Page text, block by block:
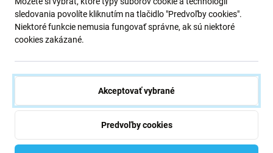
Všetky pobočky (4) Bratislava (3) Nitra (1)
Servisná centrála
Nám. hraničiarov, Bratislava
sledovania povolíte kliknutím na tlačidlo "Predvoľby cookies".
Niektoré funkcie nemusia fungovať správne, ak sú niektoré
cookies zakázané.
Akceptovať vybrané
Predvoľby cookies